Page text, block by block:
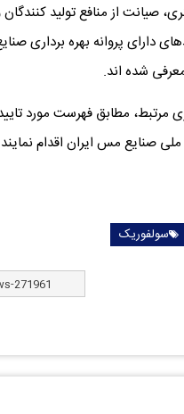
از منافع تولید
دارای پروانه بهره برداری
شده اند.
مرتبط، مطابق فهرست مورد
صنایع مس ایران اقدام
سولفوریک